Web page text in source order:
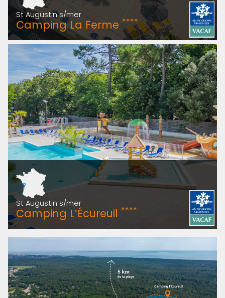
St Augustin s/mer
Camping La Ferme****
St Augustin s/mer
Camping L’Écureuil ****